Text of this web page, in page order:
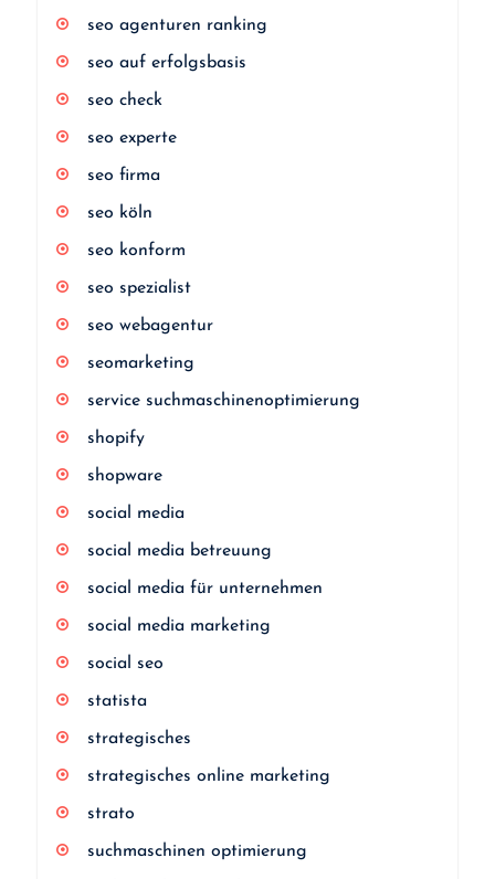
seo agenturen ranking
seo auf erfolgsbasis
seo check
seo experte
seo firma
seo köln
seo konform
seo spezialist
seo webagentur
seomarketing
service suchmaschinenoptimierung
shopify
shopware
social media
social media betreuung
social media für unternehmen
social media marketing
social seo
statista
strategisches
strategisches online marketing
strato
suchmaschinen optimierung